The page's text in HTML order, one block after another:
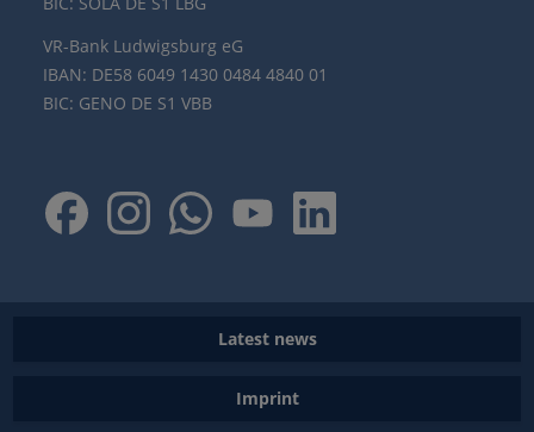
VR-Bank Ludwigsburg eG
IBAN: DE58 6049 1430 0484 4840 01
BIC: GENO DE S1 VBB
Latest news
Imprint